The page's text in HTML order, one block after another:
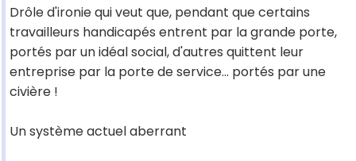
Drôle d'ironie qui veut que, pendant que certains
travailleurs handicapés entrent par la grande porte,
portés par un idéal social, d'autres quittent leur
entreprise par la porte de service... portés par une
civière !
Un système actuel aberrant